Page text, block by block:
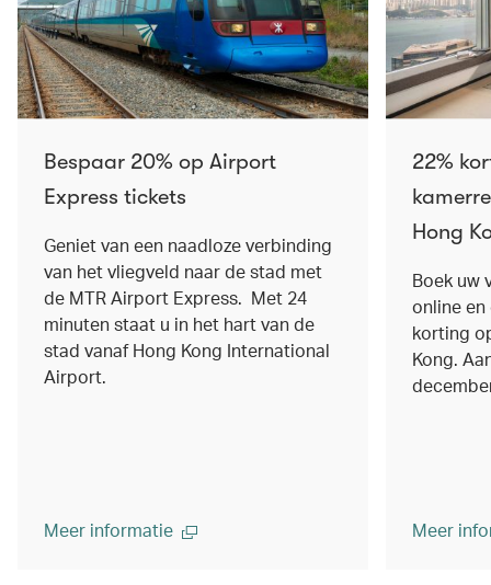
Bespaar 20% op Airport
Express tickets
Geniet van een naadloze verbinding
van het vliegveld naar de stad met
de MTR Airport Express. Met 24
minuten staat u in het hart van de
stad vanaf Hong Kong International
Airport.
Meer informatie
22%
Hong
Boek uw
online en
korting
Kong.
Meer